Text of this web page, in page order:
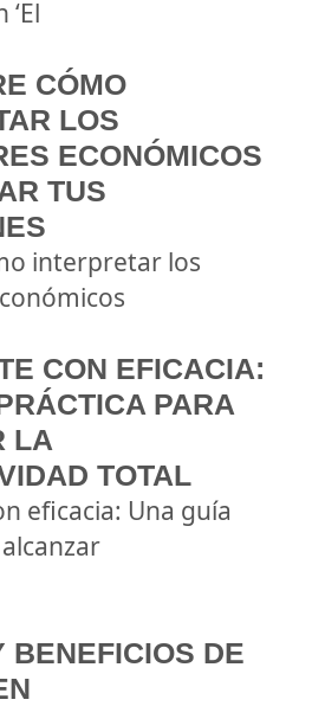
CÓMO
LOS
ECONÓMICOS
TUS
interpretar los
CON EFICACIA:
PARA
LA
TOTAL
eficacia: Una guía
BENEFICIOS DE